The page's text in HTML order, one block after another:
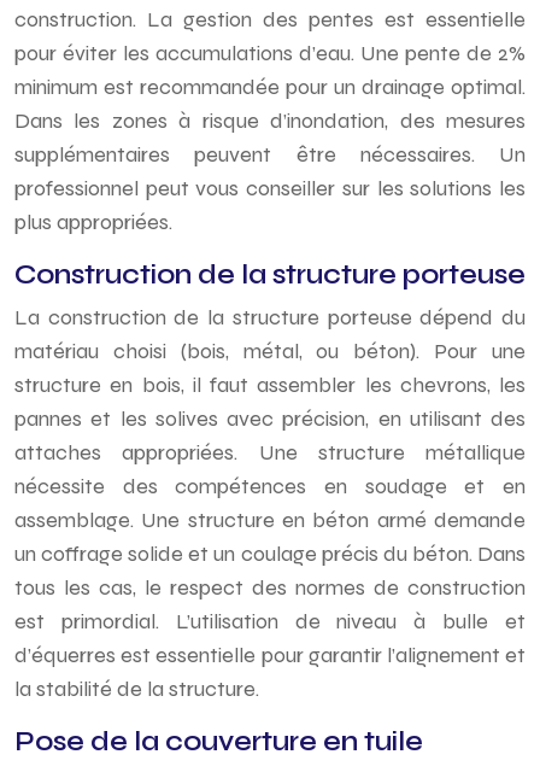
construction. La gestion des pentes est essentielle
pour éviter les accumulations d’eau. Une pente de 2%
minimum est recommandée pour un drainage optimal.
Dans les zones à risque d’inondation, des mesures
supplémentaires peuvent être nécessaires. Un
professionnel peut vous conseiller sur les solutions les
plus appropriées.
Construction de la structure porteuse
La construction de la structure porteuse dépend du
matériau choisi (bois, métal, ou béton). Pour une
structure en bois, il faut assembler les chevrons, les
pannes et les solives avec précision, en utilisant des
attaches appropriées. Une structure métallique
nécessite des compétences en soudage et en
assemblage. Une structure en béton armé demande
un coffrage solide et un coulage précis du béton. Dans
tous les cas, le respect des normes de construction
est primordial. L’utilisation de niveau à bulle et
d’équerres est essentielle pour garantir l’alignement et
la stabilité de la structure.
Pose de la couverture en tuile